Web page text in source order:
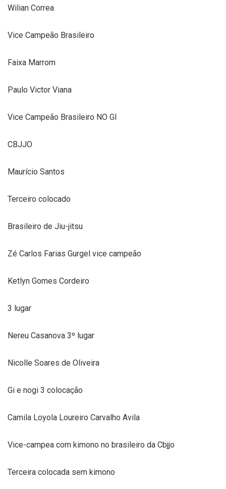
Wilian Correa
Vice Campeão Brasileiro
Faixa Marrom
Paulo Victor Viana
Vice Campeão Brasileiro NO GI
CBJJO
Maurício Santos
Terceiro colocado
Brasileiro de Jiu-jitsu
Zé Carlos Farias Gurgel vice campeão
Ketlyn Gomes Cordeiro
3 lugar
Nereu Casanova 3º lugar
Nicolle Soares de Oliveira
Gi e nogi 3 colocação
Camila Loyola Loureiro Carvalho Avila
Vice-campea com kimono no brasileiro da Cbjjo
Terceira colocada sem kimono